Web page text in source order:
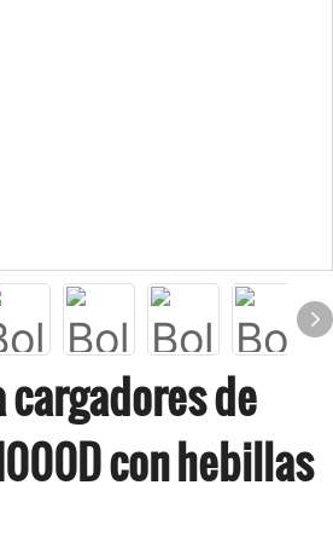
de
con hebillas